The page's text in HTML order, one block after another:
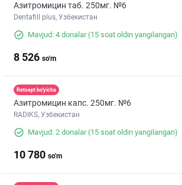
Азитромицин таб. 250мг. №6
Dentafill plus, Узбекистан
Mavjud: 4 donalar(15 soat oldin yangilangan)
8 526 so'm
Retsept bo'yicha
Азитромицин капс. 250мг. №6
RADIKS, Узбекистан
Mavjud: 2 donalar(15 soat oldin yangilangan)
10 780 so'm